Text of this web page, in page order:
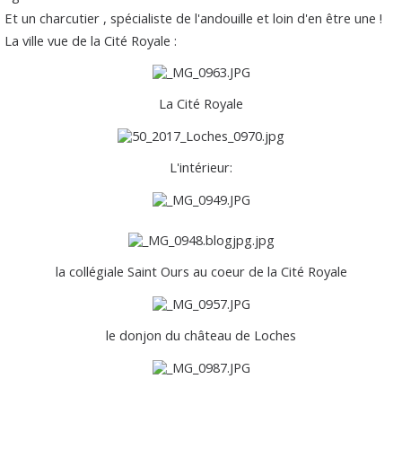
Et un charcutier , spécialiste de l'andouille et loin d'en être une !
La ville vue de la Cité Royale :
La Cité Royale
L'intérieur:
la collégiale Saint Ours au coeur de la Cité Royale
le donjon du château de Loches